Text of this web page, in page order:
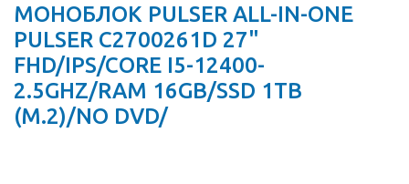
МОНОБЛОК PULSER ALL-IN-ONE
PULSER C2700261D 27"
FHD/IPS/CORE I5-12400-
2.5GHZ/RAM 16GB/SSD 1TB
(M.2)/NO DVD/